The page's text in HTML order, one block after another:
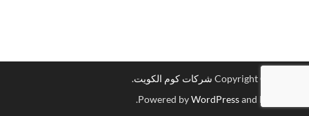
Copyright © 2026 شركات كوم الكويت.
Powered byWordPressand HitMag
.